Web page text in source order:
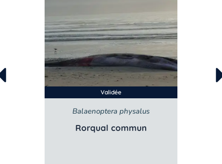
Validée
Balaenoptera physalus
Rorqual commun